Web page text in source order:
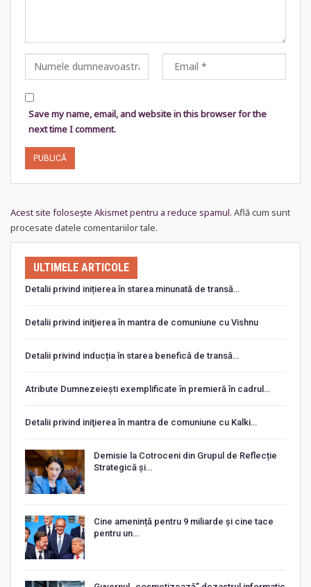
Save my name, email, and website in this browser for the
next time I comment.
Acest site folosește Akismet pentru a reduce spamul. Află cum sunt
procesate datele comentariilor tale.
ULTIMELE ARTICOLE
Detalii privind inițierea în starea minunată de transă…
Detalii privind iniţierea în mantra de comuniune cu Vishnu
Detalii privind inducția în starea benefică de transă…
Atribute Dumnezeiești exemplificate în premieră în cadrul…
Detalii privind iniţierea în mantra de comuniune cu Kalki…
Demisie la Cotroceni din Grupul de Reflecție
Strategică și…
Cine amenință pentru 9 miliarde și cine tace
pentru un…